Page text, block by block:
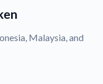
Malaysia, and